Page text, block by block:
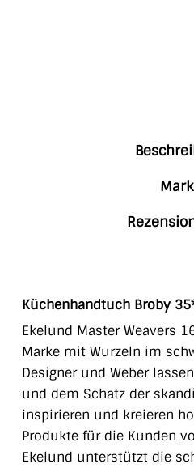
Küchenhandtuch Broby
Ekelund Master Weavers
Marke mit Wurzeln im
Designer und Weber
und dem Schatz der
inspirieren und kreieren
Produkte für die Kunden
Ekelund unterstützt die